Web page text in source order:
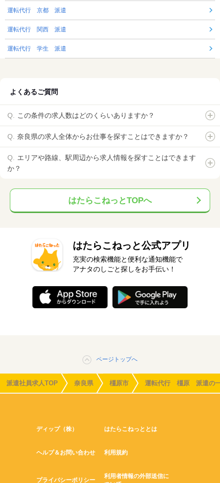
運転代行 京都 派遣
運転代行 関西 派遣
運転代行 学生 派遣
よくあるご質問
この条件の求人数はどのくらいありますか？
奈良県の求人全体からお仕事を探すことはできますか？
エリアや路線、駅周辺から求人情報を探すことはできます
か？
はたらこねっとTOPへ
はたらこねっと公式アプリ
充実の検索機能と便利な通知機能で
アナタのしごと探しをお手伝い！
ページトップへ
派遣社員求人TOP 奈良県 橿原市 運転代行 橿原 派遣の
ディップ（株） はたらこねっととは
ヘルプ＆お問い合わせ 利用規約
プライバシーポリシー
利用者情報の外部送信に